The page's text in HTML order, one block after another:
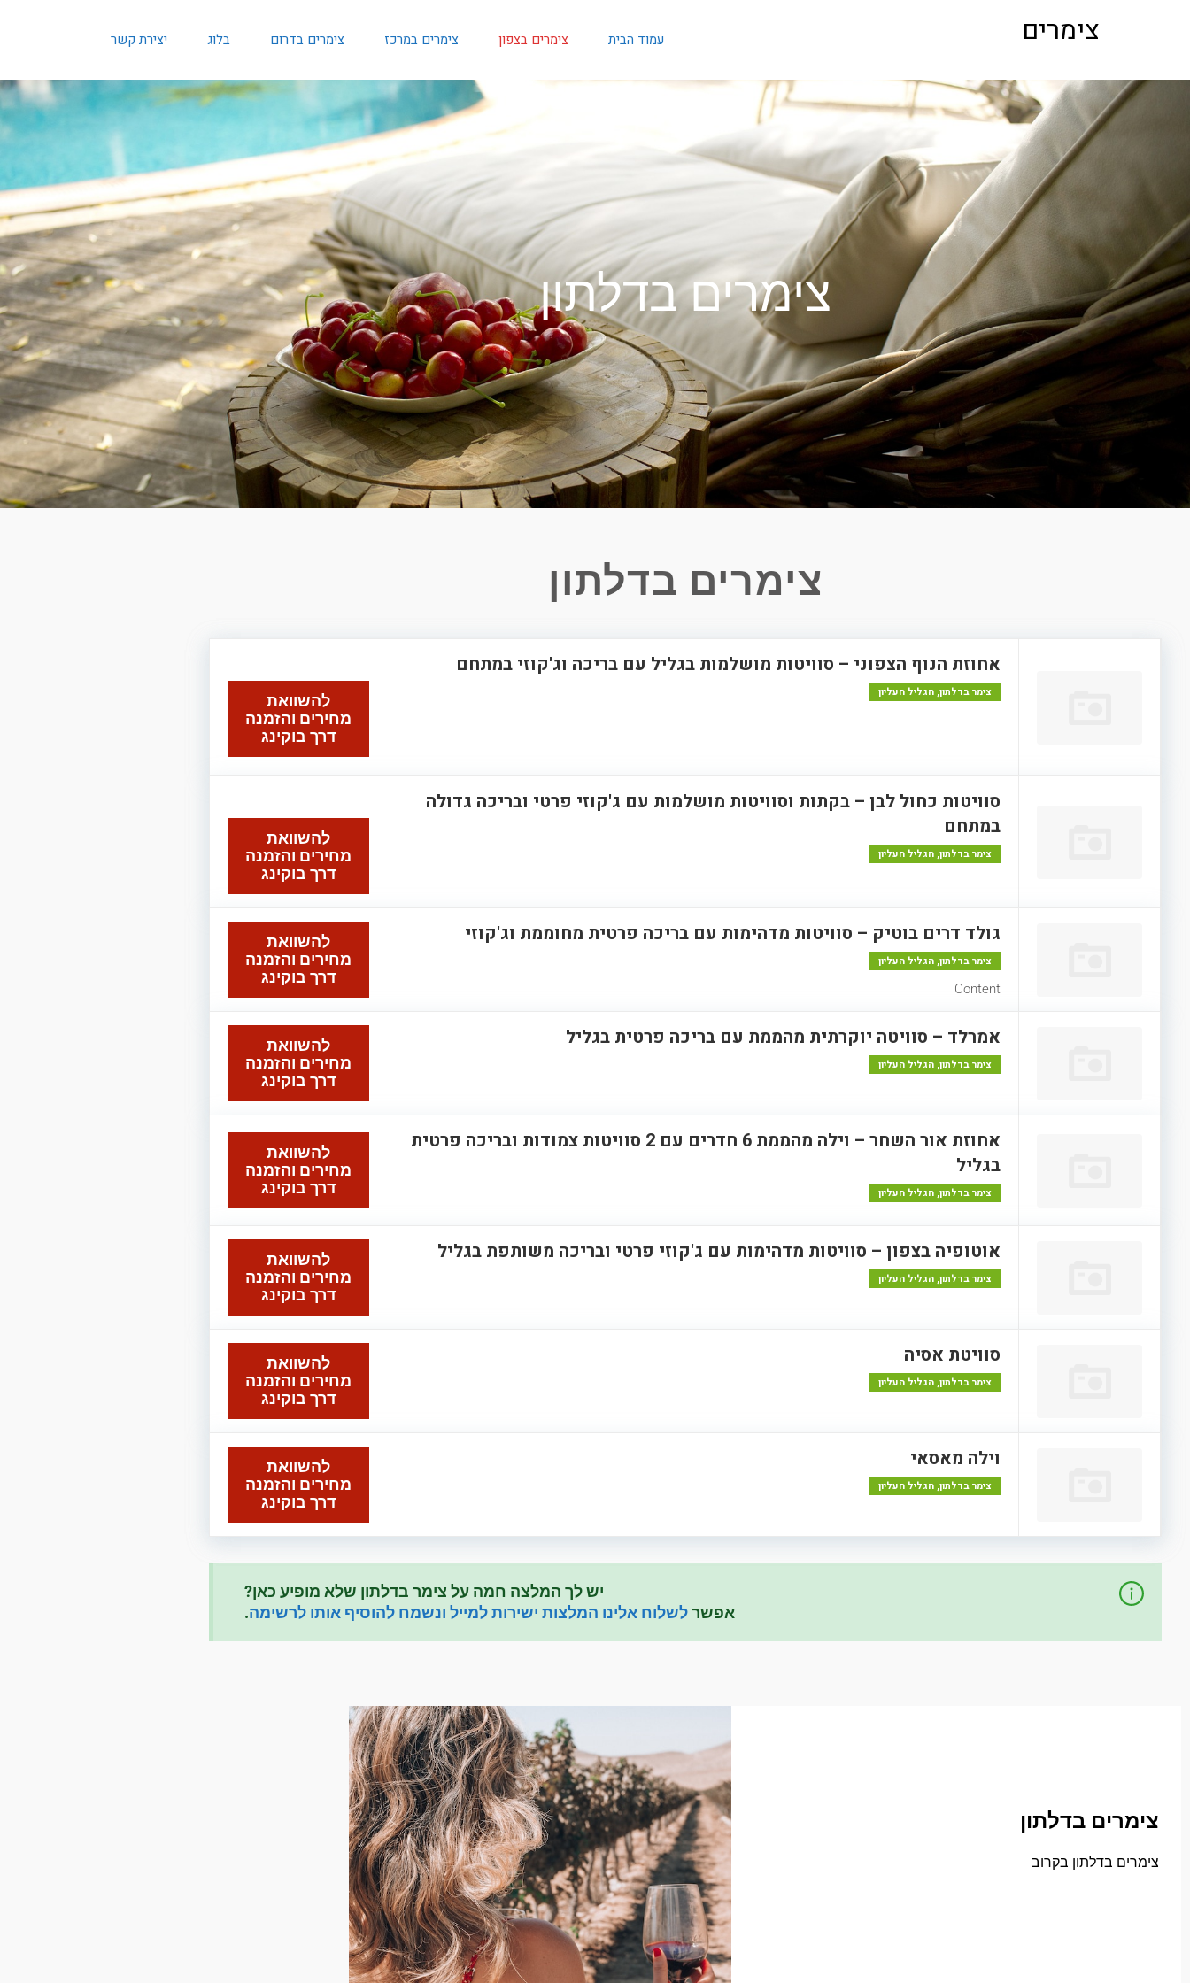
צימרים עמוד הבית צימרים בצפון צימרים במרכז צימרים בדרום בלוג יצירת קשר
צימרים בדלתון
צימרים בדלתון
אחוזת הנוף הצפוני – סוויטות מושלמות בגליל עם בריכה וג'קוזי במתחם
צימר בדלתון, הגליל העליון
להשוואת
מחירים והזמנה
דרך בוקינג
סוויטות כחול לבן – בקתות וסוויטות מושלמות עם ג'קוזי פרטי ובריכה גדולה
במתחם
צימר בדלתון, הגליל העליון
להשוואת
מחירים והזמנה
דרך בוקינג
גולד דרים בוטיק – סוויטות מדהימות עם בריכה פרטית מחוממת וג'קוזי
צימר בדלתון, הגליל העליון
Content
להשוואת
מחירים והזמנה
דרך בוקינג
אמרלד – סוויטה יוקרתית מהממת עם בריכה פרטית בגליל
צימר בדלתון, הגליל העליון
להשוואת
מחירים והזמנה
דרך בוקינג
אחוזת אור השחר – וילה מהממת 6 חדרים עם 2 סוויטות צמודות ובריכה פרטית
בגליל
צימר בדלתון, הגליל העליון
להשוואת
מחירים והזמנה
דרך בוקינג
אוטופיה בצפון – סוויטות מדהימות עם ג'קוזי פרטי ובריכה משותפת בגליל
צימר בדלתון, הגליל העליון
להשוואת
מחירים והזמנה
דרך בוקינג
סוויטת אסיה
צימר בדלתון, הגליל העליון
להשוואת
מחירים והזמנה
דרך בוקינג
וילה מאסאי
צימר בדלתון, הגליל העליון
להשוואת
מחירים והזמנה
דרך בוקינג
יש לך המלצה חמה על צימר בדלתון שלא מופיע כאן?
אפשרלשלוח אלינו המלצות ישירות למייל ונשמח להוסיף אותו לרשימה.
צימרים בדלתון
צימרים בדלתון בקרוב